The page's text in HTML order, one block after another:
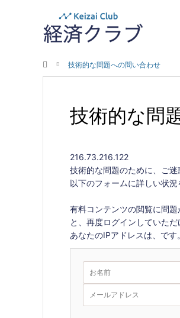
ホーム技術的な問題への問い合わせ
技術的な問
216.73.216.122
技術的な問題のために、ご迷
以下のフォームに詳しい状況
有料コンテンツの閲覧に問
と、再度ログインしていただ
あなたのIPアドレスは、 です。